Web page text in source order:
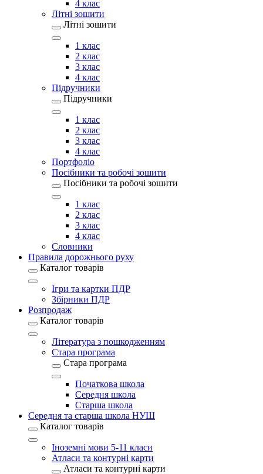
4 клас
Літні зошити
Літні зошити
1 клас
2 клас
3 клас
4 клас
Підручники
Підручники
1 клас
2 клас
3 клас
4 клас
Портфоліо
Посібники та робочі зошити
Посібники та робочі зошити
1 клас
2 клас
3 клас
4 клас
Словники
Правила дорожнього руху
Каталог товарів
Ігри та картки ПДР
Збірники ПДР
Розпродаж
Каталог товарів
Література з пошкодженням
Стара програма
Стара програма
Початкова школа
Середня школа
Старша школа
Середня та старша школа НУШ
Каталог товарів
Іноземні мови 5-11 класи
Атласи та контурні карти
Атласи та контурні карти